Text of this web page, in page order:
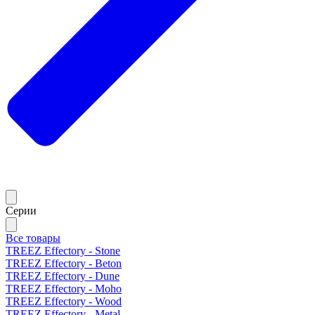
Серии
Все товары
TREEZ Effectory - Stone
TREEZ Effectory - Beton
TREEZ Effectory - Dune
TREEZ Effectory - Moho
TREEZ Effectory - Wood